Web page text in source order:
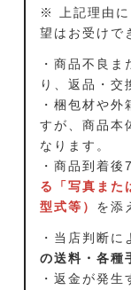
※ 上記理由に
望はお受けで
・商品不良
り、返品・交
・梱包材や
すが、商品本
なります。
・商品到着後
る「写真また
型式等） を添
・当店判断に
の送料・各種
・返金が発